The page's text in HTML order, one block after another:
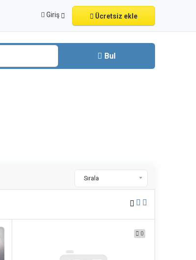
Giriş Ücretsiz ekle
Bul
Sırala
0